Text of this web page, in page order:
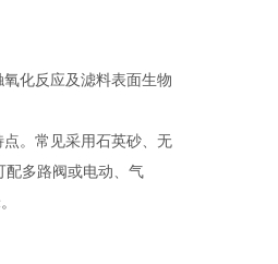
化反应及滤料表面生物
。常见采用石英砂、无
配多路阀或电动、气